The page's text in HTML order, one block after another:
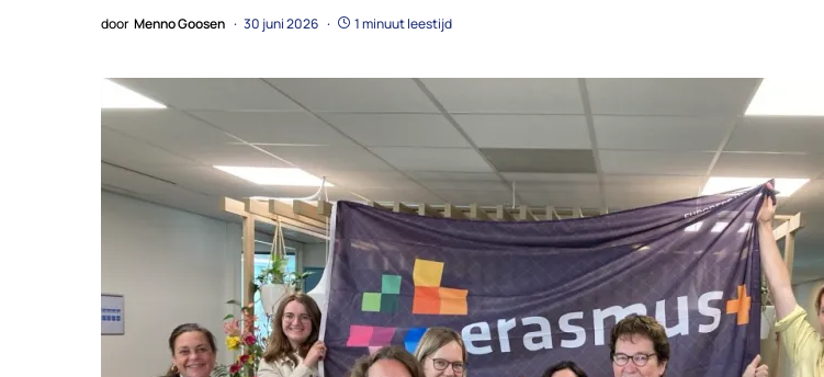
door Menno Goosen 30 juni 2026 1 minuut leestijd